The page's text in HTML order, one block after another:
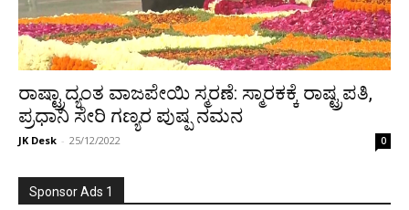
ರಾಷ್ಟ್ರಾದ್ಯಂತ ವಾಜಪೇಯಿ ಸ್ಮರಣೆ: ಸ್ಮಾರಕಕ್ಕೆ ರಾಷ್ಟ್ರಪತಿ,
ಪ್ರಧಾನಿ ಸೇರಿ ಗಣ್ಯರ ಪುಷ್ಪ ನಮನ
JK Desk - 25/12/2022 0
Sponsor Ads 1